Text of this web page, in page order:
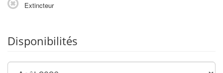
Extincteur
Disponibilités